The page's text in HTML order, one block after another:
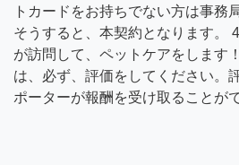
トカードをお持ちでない方は事務
そうすると、本契約となります。
が訪問して、ペットケアをします
は、必ず、評価をしてください。
ポーターが報酬を受け取ることが